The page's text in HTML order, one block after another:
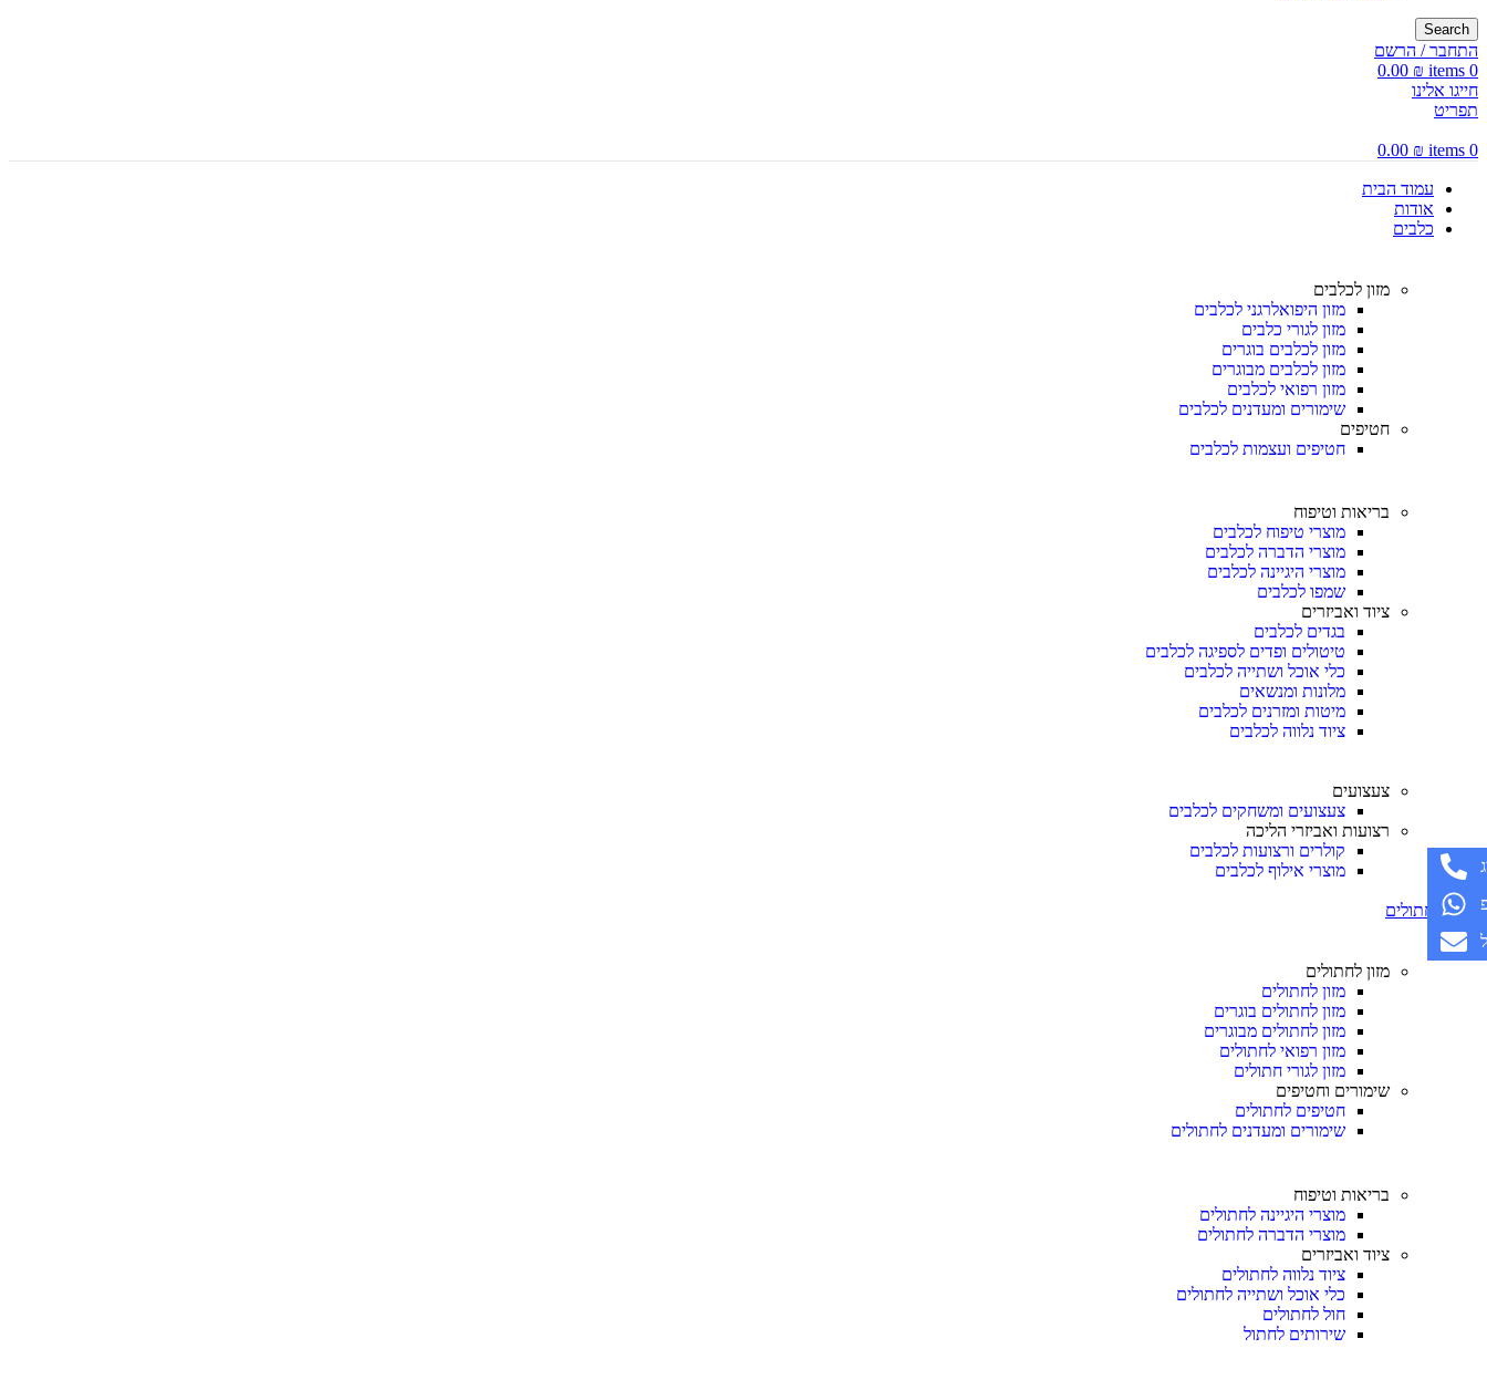
Search
התחבר / הרשם
0
items
0.00 ₪
חייגו אלינו
תפריט
0
items
0.00 ₪
עמוד הבית
אודות
כלבים
מזון לכלבים
מזון היפואלרגני לכלבים
מזון לגורי כלבים
מזון לכלבים בוגרים
מזון לכלבים מבוגרים
מזון רפואי לכלבים
שימורים ומעדנים לכלבים
חטיפים
חטיפים ועצמות לכלבים
בריאות וטיפוח
מוצרי טיפוח לכלבים
מוצרי הדברה לכלבים
מוצרי היגיינה לכלבים
שמפו לכלבים
ציוד ואביזרים
בגדים לכלבים
טיטולים ופדים לספיגה לכלבים
כלי אוכל ושתייה לכלבים
מלונות ומנשאים
מיטות ומזרנים לכלבים
ציוד נלווה לכלבים
צעצועים
צעצועים ומשחקים לכלבים
רצועות ואביזרי הליכה
קולרים ורצועות לכלבים
מוצרי אילוף לכלבים
חתולים
מזון לחתולים
מזון לחתולים
מזון לחתולים בוגרים
מזון לחתולים מבוגרים
מזון רפואי לחתולים
מזון לגורי חתולים
שימורים וחטיפים
חטיפים לחתולים
שימורים ומעדנים לחתולים
בריאות וטיפוח
מוצרי היגיינה לחתולים
מוצרי הדברה לחתולים
ציוד ואביזרים
ציוד נלווה לחתולים
כלי אוכל ושתייה לחתולים
חול לחתולים
שירותים לחתול